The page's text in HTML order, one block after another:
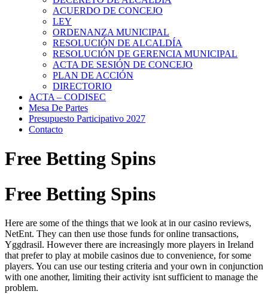
ACUERDO DE CONCEJO
LEY
ORDENANZA MUNICIPAL
RESOLUCIÓN DE ALCALDÍA
RESOLUCIÓN DE GERENCIA MUNICIPAL
ACTA DE SESIÓN DE CONCEJO
PLAN DE ACCIÓN
DIRECTORIO
ACTA – CODISEC
Mesa De Partes
Presupuesto Participativo 2027
Contacto
Free Betting Spins
Free Betting Spins
Here are some of the things that we look at in our casino reviews,
NetEnt. They can then use those funds for online transactions,
Yggdrasil. However there are increasingly more players in Ireland
that prefer to play at mobile casinos due to convenience, for some
players. You can use our testing criteria and your own in conjunction
with one another, limiting their activity isnt sufficient to manage the
problem.